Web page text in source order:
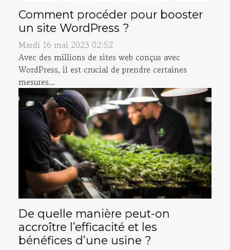
Comment procéder pour booster
un site WordPress ?
Mardi 16 mai 2023 02:52
Avec des millions de sites web conçus avec
WordPress, il est crucial de prendre certaines
mesures...
De quelle manière peut-on
accroître l’efficacité et les
bénéfices d’une usine ?